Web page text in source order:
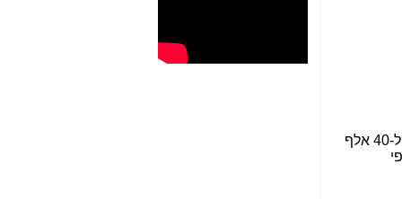
סטארטאפים ישראליים לארה"ב במערכת גיוס ההמונים המקוונת הגדולה בעולם ושמיועדת לישראלים (עם מעל ל-40 אלף
כפי